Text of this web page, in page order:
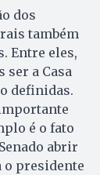
dos
também
Entre eles,
ser a Casa
definidas.
é o fato
abrir
o presidente